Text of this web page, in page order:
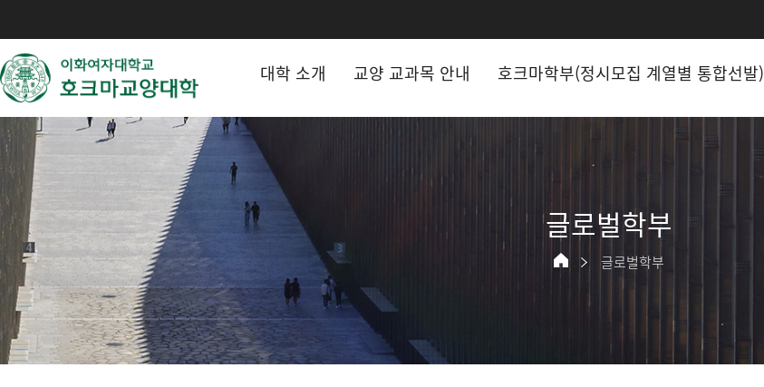
대학 소개 교양 교과목 안내 호크마학부(정시모집 계열별 통합선발)
글로벌학부
글로벌학부